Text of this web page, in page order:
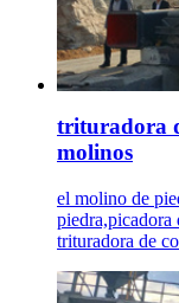
trituradora
molinos
el molino de
piedra,picadora
trituradora de